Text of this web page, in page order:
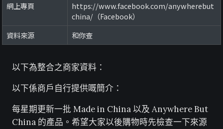
網上專頁
https://www.facebook.com/anywherebut
china/（Facebook）
資料來源
和你查
以下為整合之商家資料：
以下係商戶自行提供嘅簡介：
每星期更新一批 Made in China 以及 Anywhere But
China 的產品。希望大家以後購物時先檢查一下來源